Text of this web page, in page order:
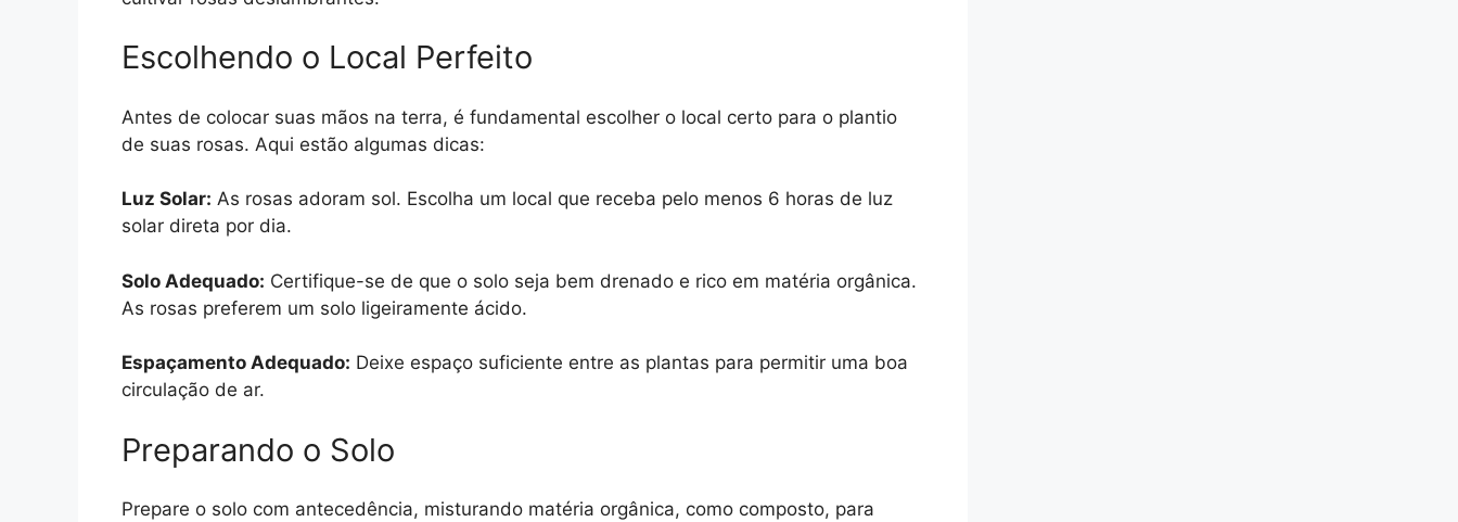
Escolhendo o Local Perfeito
Antes de colocar suas mãos na terra, é fundamental escolher o local certo para o plantio
de suas rosas. Aqui estão algumas dicas:
Luz Solar: As rosas adoram sol. Escolha um local que receba pelo menos 6 horas de luz
solar direta por dia.
Solo Adequado: Certifique-se de que o solo seja bem drenado e rico em matéria orgânica.
As rosas preferem um solo ligeiramente ácido.
Espaçamento Adequado: Deixe espaço suficiente entre as plantas para permitir uma boa
circulação de ar.
Preparando o Solo
Prepare o solo com antecedência, misturando matéria orgânica, como composto, para